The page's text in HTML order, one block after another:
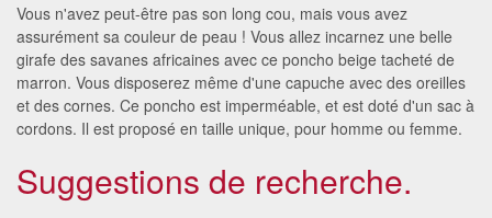
Vous n'avez peut-être pas son long cou, mais vous avez
assurément sa couleur de peau ! Vous allez incarnez une belle
girafe des savanes africaines avec ce poncho beige tacheté de
marron. Vous disposerez même d'une capuche avec des oreilles
et des cornes. Ce poncho est imperméable, et est doté d'un sac à
cordons. Il est proposé en taille unique, pour homme ou femme.
Suggestions de recherche.